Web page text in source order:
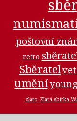
poštovní
retro
Sběratel
umění
zlato Zlatá sbírka